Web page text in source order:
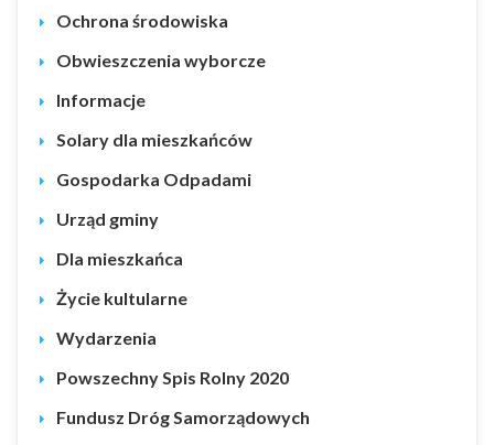
Ochrona środowiska
Obwieszczenia wyborcze
Informacje
Solary dla mieszkańców
Gospodarka Odpadami
Urząd gminy
Dla mieszkańca
Życie kultularne
Wydarzenia
Powszechny Spis Rolny 2020
Fundusz Dróg Samorządowych